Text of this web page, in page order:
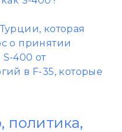
которая
о принятии
400 от
в F-35, которые
политика,